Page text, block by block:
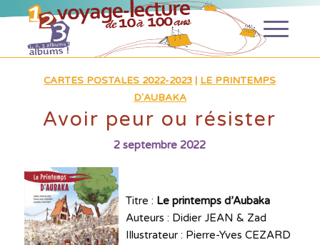
CARTES POSTALES 2022-2023
LE PRINTEMPS
D'AUBAKA
Avoir peur ou résister
2 septembre 2022
Titre : Le printemps d’Aubaka
Auteurs : Didier JEAN & Zad
Illustrateur : Pierre-Yves CEZARD